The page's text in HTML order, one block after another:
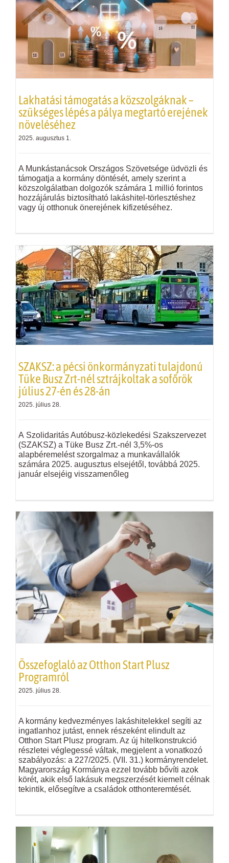
Lakhatási támogatás a közszolgáknak –
szükséges lépés a pálya megtartó erejének
növeléséhez
2025. augusztus 1.
A Munkástanácsok Országos Szövetsége üdvözli és
támogatja a kormány döntését, amely szerint a
közszolgálatban dolgozók számára 1 millió forintos
hozzájárulás biztosítható lakáshitel-törlesztéshez
vagy új otthonuk önerejének kifizetéséhez.
SZAKSZ: a pécsi önkormányzati tulajdonú
Tüke Busz Zrt-nél sztrájkoltak a sofőrök
július 27-én és 28-án
2025. július 28.
A Szolidaritás Autóbusz-közlekedési Szakszervezet
(SZAKSZ) a Tüke Busz Zrt.-nél 3,5%-os
alapbéremelést szorgalmaz a munkavállalók
számára 2025. augusztus elsejétől, továbbá 2025.
január elsejéig visszamenőleg
Összefoglaló az Otthon Start Plusz
Programról
2025. július 28.
A kormány kedvezményes lakáshitelekkel segíti az
ingatlanhoz jutást, ennek részeként elindult az
Otthon Start Plusz program. Az új hitelkonstrukció
részletei véglegessé váltak, megjelent a vonatkozó
szabályozás: a 227/2025. (VII. 31.) kormányrendelet.
Magyarország Kormánya ezzel tovább bővíti azok
körét, akik első lakásuk megszerzését kiemelt célnak
tekintik, elősegítve a családok otthonteremtését.